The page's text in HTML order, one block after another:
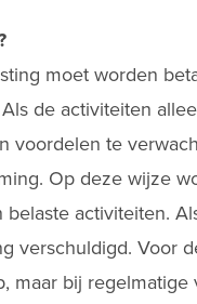
moet worden
de activiteiten
voordelen te
Op deze wijze
belaste activiteiten.
verschuldigd. Voor
maar bij